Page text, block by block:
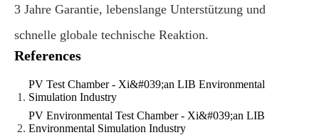
3 Jahre Garantie, lebenslange Unterstützung und
schnelle globale technische Reaktion.
References
PV Test Chamber - Xi&#039;an LIB Environmental
Simulation Industry
PV Environmental Test Chamber - Xi&#039;an LIB
Environmental Simulation Industry